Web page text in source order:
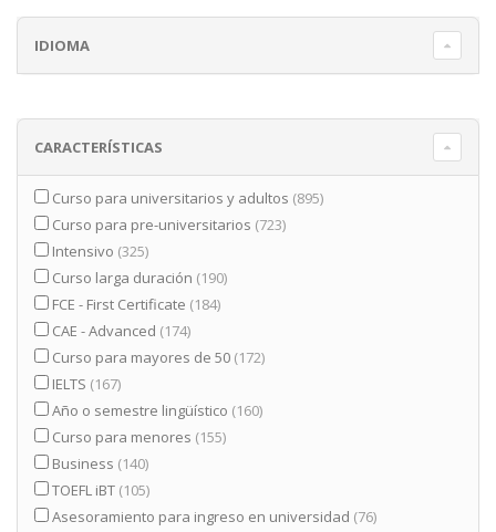
IDIOMA
CARACTERÍSTICAS
Curso para universitarios y adultos (895)
Curso para pre-universitarios (723)
Intensivo (325)
Curso larga duración (190)
FCE - First Certificate (184)
CAE - Advanced (174)
Curso para mayores de 50 (172)
IELTS (167)
Año o semestre lingüístico (160)
Curso para menores (155)
Business (140)
TOEFL iBT (105)
Asesoramiento para ingreso en universidad (76)